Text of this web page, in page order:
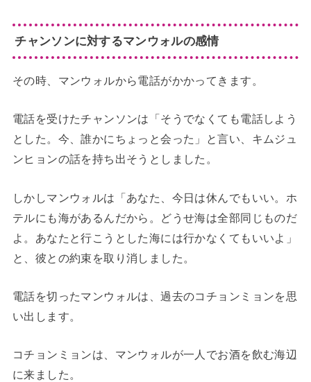
チャンソンに対するマンウォルの感情
その時、マンウォルから電話がかかってきます。
電話を受けたチャンソンは「そうでなくても電話しよう
とした。今、誰かにちょっと会った」と言い、キムジュ
ンヒョンの話を持ち出そうとしました。
しかしマンウォルは「あなた、今日は休んでもいい。ホ
テルにも海があるんだから。どうせ海は全部同じものだ
よ。あなたと行こうとした海には行かなくてもいいよ」
と、彼との約束を取り消しました。
電話を切ったマンウォルは、過去のコチョンミョンを思
い出します。
コチョンミョンは、マンウォルが一人でお酒を飲む海辺
に来ました。